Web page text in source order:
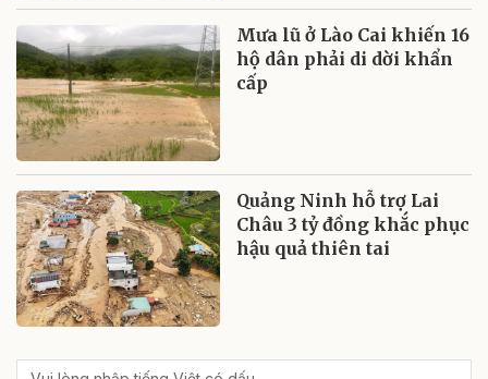
Mưa lũ ở Lào Cai khiến 16
hộ dân phải di dời khẩn
cấp
Quảng Ninh hỗ trợ Lai
Châu 3 tỷ đồng khắc phục
hậu quả thiên tai